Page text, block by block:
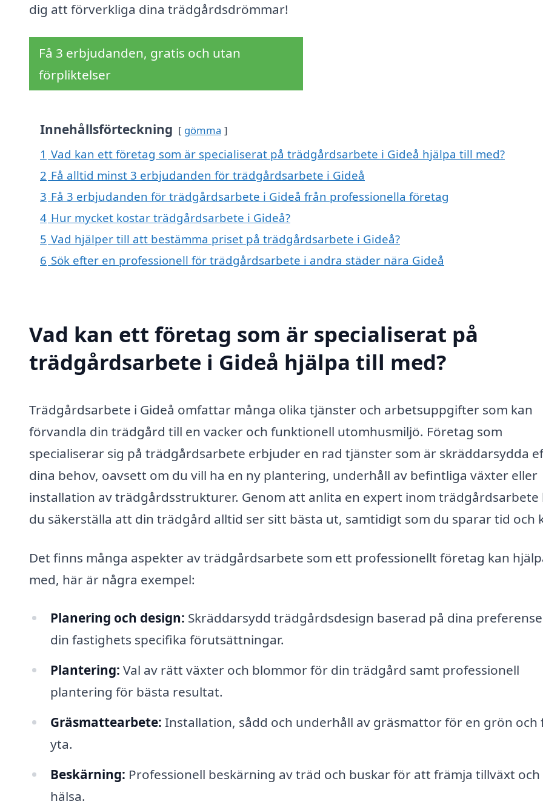
dig att förverkliga dina trädgårdsdrömmar!
Få 3 erbjudanden, gratis och utan
förpliktelser
Innehållsförteckning gömma
1 Vad kan ett företag som är specialiserat på trädgårdsarbete i Gideå hjälpa till med?
2 Få alltid minst 3 erbjudanden för trädgårdsarbete i Gideå
3 Få 3 erbjudanden för trädgårdsarbete i Gideå från professionella företag
4 Hur mycket kostar trädgårdsarbete i Gideå?
5 Vad hjälper till att bestämma priset på trädgårdsarbete i Gideå?
6 Sök efter en professionell för trädgårdsarbete i andra städer nära Gideå
Vad kan ett företag som är specialiserat på
trädgårdsarbete i Gideå hjälpa till med?
Trädgårdsarbete i Gideå omfattar många olika tjänster och arbetsuppgifter som kan
förvandla din trädgård till en vacker och funktionell utomhusmiljö. Företag som
specialiserar sig på trädgårdsarbete erbjuder en rad tjänster som är skräddarsydda
dina behov, oavsett om du vill ha en ny plantering, underhåll av befintliga växter eller
installation av trädgårdsstrukturer. Genom att anlita en expert inom trädgårdsarbete
du säkerställa att din trädgård alltid ser sitt bästa ut, samtidigt som du sparar tid och
Det finns många aspekter av trädgårdsarbete som ett professionellt företag kan
med, här är några exempel:
Planering och design: Skräddarsydd trädgårdsdesign baserad på dina
din fastighets specifika förutsättningar.
Plantering: Val av rätt växter och blommor för din trädgård samt professionell
plantering för bästa resultat.
Gräsmattearbete: Installation, sådd och underhåll av gräsmattor för en grön och
yta.
Beskärning: Professionell beskärning av träd och buskar för att främja tillväxt och
hälsa.